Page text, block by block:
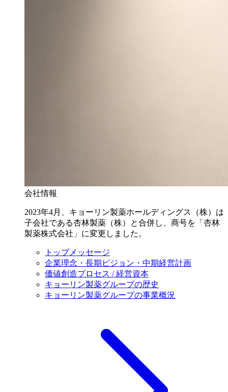
会社情報
2023年4月、キョーリン製薬ホールディングス（株）は
子会社である杏林製薬（株）と合併し、商号を「杏林
製薬株式会社」に変更しました。
トップメッセージ
企業理念・長期ビジョン・中期経営計画
価値創造プロセス / 経営資本
キョーリン製薬グループの歴史
キョーリン製薬グループの事業概況